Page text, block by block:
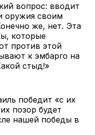
вопрос: вводит
оружия своим
же, нет. Эта
которые
против этой
к эмбарго на
стыд!»
победит «с их
позор будет
нашей победы в